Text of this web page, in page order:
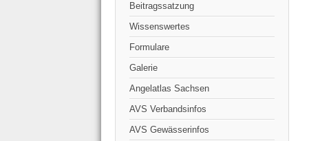
Beitragssatzung
Wissenswertes
Formulare
Galerie
Angelatlas Sachsen
AVS Verbandsinfos
AVS Gewässerinfos